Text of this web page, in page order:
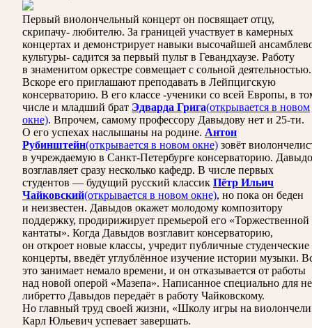
Первый виолончельный концерт он посвящает отцу,
скрипачу- любителю. За границей участвует в камерных
концертах и демонстрирует навыки высочайшей
культуры- садится за первый пульт в Гевандхаузе. Работу
в знаменитом оркестре совмещает с сольной деятельностью.
Вскоре его приглашают преподавать в Лейпцигскую
консерваторию. В его классе -ученики со всей Европы, в
числе и младший брат Эдварда Грига(открывается в новом
окне). Впрочем, самому профессору Давыдову нет и 25-ти.
О его успехах наслышаны на родине. Антон
Рубинштейн(открывается в новом окне) зовёт
в учреждаемую в Санкт-Петербурге консерваторию.
возглавляет сразу несколько кафедр. В числе первых
студентов — будущий русский классик Пётр Ильич
Чайковский(открывается в новом окне), но пока он беден
и неизвестен. Давыдов окажет молодому композитору
поддержку, продирижирует премьерой его «Торжественной
кантаты». Когда Давыдов возглавит консерваторию,
он откроет новые классы, учредит публичные студенческие
концерты, введёт углублённое изучение истории музыки.
это занимает немало времени, и он отказывается от работы
над новой оперой «Мазепа». Написанное специально для
либретто Давыдов передаёт в работу Чайковскому.
Но главный труд своей жизни, «Школу игры на
Карл Юльевич успевает завершать.